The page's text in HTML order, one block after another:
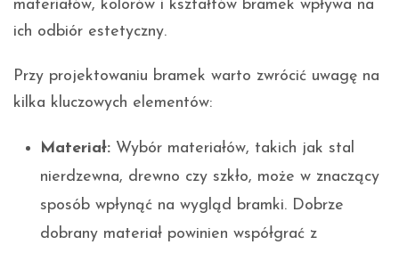
materiałów, kolorów i kształtów bramek wpływa na
ich odbiór estetyczny.
Przy projektowaniu bramek warto zwrócić uwagę na
kilka kluczowych elementów:
Materiał: Wybór materiałów, takich jak stal
nierdzewna, drewno czy szkło, może w znaczący
sposób wpłynąć na wygląd bramki. Dobrze
dobrany materiał powinien współgrać z